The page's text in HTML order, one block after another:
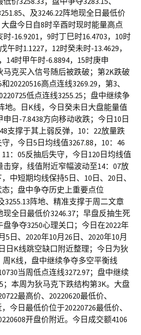
、及3246.22阵地现全日最低价
大盘今日自8时辛酉时现时能量高点
时-16.9201，9时丁巳时16.4703，10时
午时1.1227，12时癸未时-13.4629，
14时甲午时-6.8894，15时庚申
马克买入信号随后被跌破；第2K跌破
20220516高点连线3269.29，第3、
低点连线3255.25；盘中继续争
地。日K线，今日癸未日大盘能量值
申日-7.8438方向移动收跌；今日10日
支撑于其上弱反弹，10：22放量跌
，今日5日均线值3267.88，10：46
：05反抽后失守，今日120日均线值
击穿，线值附近窄幅波动至14：07放
中短期均线保持5日、10日、20日、
；盘中争夺历史上重要点位
3255.13阵地、精准支撑于周二文章
现全日最低价3246.37；早盘反抽生死
盘争夺3250心理关口；今日在2022年
5日、2020年10月26日、2020年10月
日K线跳空缺口附近整理；今日为狄
周K线，盘中继续争夺多空平衡线
当周低点连线3272.97；盘中继续
；本周为狄马克下跌结构第3K。大盘
最高价、20220620最低价、
今日最低价位于20220726最低价、
开盘价附近。今日成交额4106